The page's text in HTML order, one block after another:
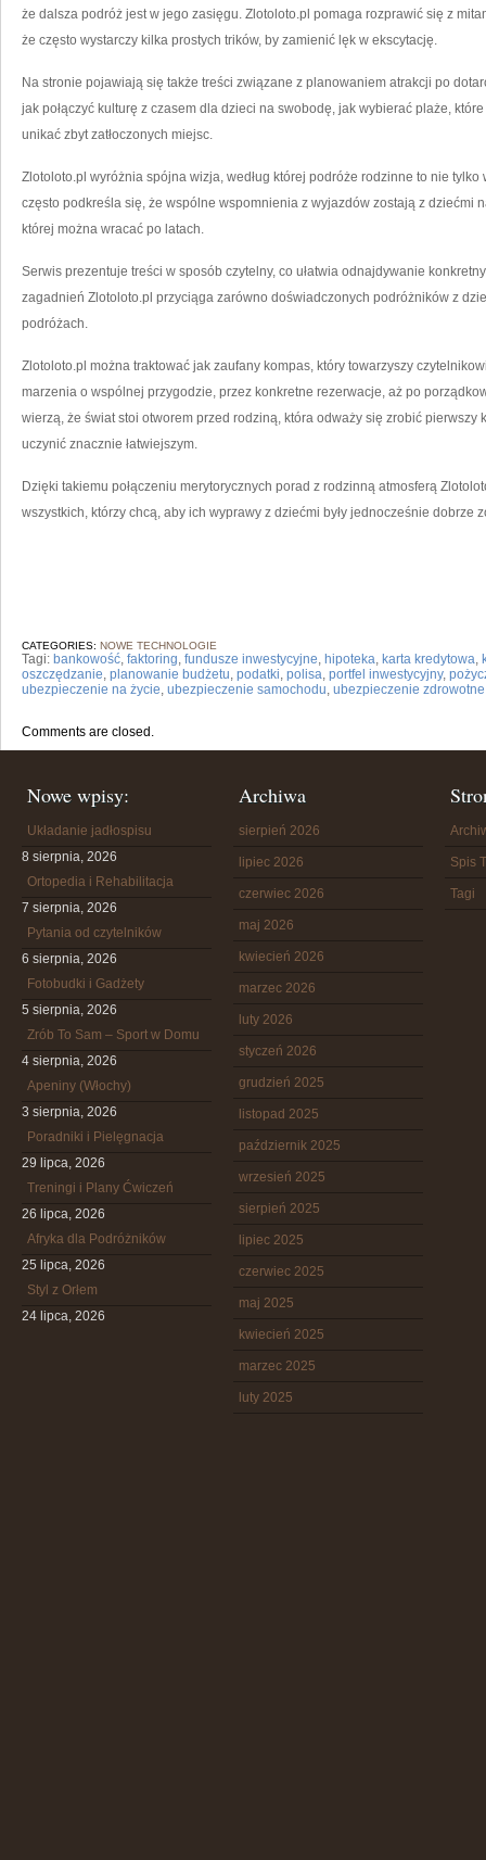
że dalsza podróż jest w jego zasięgu. Zlotoloto.pl pomaga rozprawić się z
że często wystarczy kilka prostych trików, by zamienić lęk w ekscytację.
Na stronie pojawiają się także treści związane z planowaniem atrakcji po
jak połączyć kulturę z czasem dla dzieci na swobodę, jak wybierać plaże,
unikać zbyt zatłoczonych miejsc.
Zlotoloto.pl wyróżnia spójna wizja, według której podróże rodzinne to nie tylko
często podkreśla się, że wspólne wspomnienia z wyjazdów zostają z dziećmi
której można wracać po latach.
Serwis prezentuje treści w sposób czytelny, co ułatwia odnajdywanie
zagadnień Zlotoloto.pl przyciąga zarówno doświadczonych podróżników z
podróżach.
Zlotoloto.pl można traktować jak zaufany kompas, który towarzyszy
marzenia o wspólnej przygodzie, przez konkretne rezerwacje, aż po
wierzą, że świat stoi otworem przed rodziną, która odważy się zrobić
uczynić znacznie łatwiejszym.
Dzięki takiemu połączeniu merytorycznych porad z rodzinną atmosferą
wszystkich, którzy chcą, aby ich wyprawy z dziećmi były jednocześnie dobrze
CATEGORIES: NOWE TECHNOLOGIE
Tagi: bankowość, faktoring, fundusze inwestycyjne, hipoteka, karta kredytowa,
oszczędzanie, planowanie budżetu, podatki, polisa, portfel inwestycyjny,
ubezpieczenie na życie, ubezpieczenie samochodu, ubezpieczenie zdrowotne
Comments are closed.
Nowe wpisy:
Układanie jadłospisu
8 sierpnia, 2026
Ortopedia i Rehabilitacja
7 sierpnia, 2026
Pytania od czytelników
6 sierpnia, 2026
Fotobudki i Gadżety
5 sierpnia, 2026
Zrób To Sam – Sport w Domu
4 sierpnia, 2026
Apeniny (Włochy)
3 sierpnia, 2026
Poradniki i Pielęgnacja
29 lipca, 2026
Treningi i Plany Ćwiczeń
26 lipca, 2026
Afryka dla Podróżników
25 lipca, 2026
Styl z Orłem
24 lipca, 2026
Archiwa
sierpień 2026
lipiec 2026
czerwiec 2026
maj 2026
kwiecień 2026
marzec 2026
luty 2026
styczeń 2026
grudzień 2025
listopad 2025
październik 2025
wrzesień 2025
sierpień 2025
lipiec 2025
czerwiec 2025
maj 2025
kwiecień 2025
marzec 2025
luty 2025
Spis
Tagi